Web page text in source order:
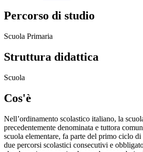
Percorso di studio
Scuola Primaria
Struttura didattica
Scuola
Cos'è
Nell’ordinamento scolastico italiano, la
precedentemente denominata e tuttora
scuola elementare, fa parte del primo ciclo
due percorsi scolastici consecutivi e